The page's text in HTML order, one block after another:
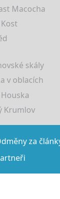
Macocha
skály
v oblacích
Krumlov
za